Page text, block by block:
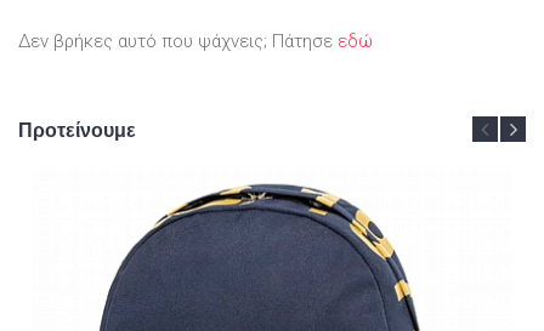
Δεν βρήκες αυτό που ψάχνεις; Πάτησε εδώ
Προτείνουμε